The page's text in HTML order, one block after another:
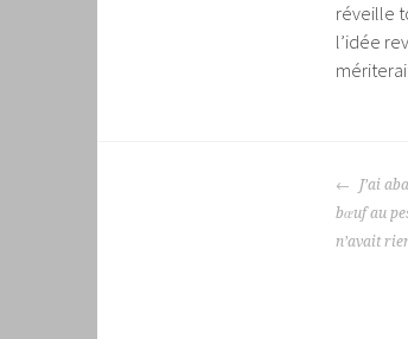
réveille
l’idée
DES
J’ai
bœuf au
n’avait